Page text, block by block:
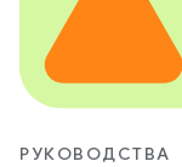
РУКОВОДСТВА